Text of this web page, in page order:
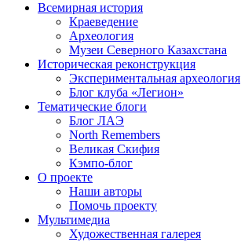
Всемирная история
Краеведение
Археология
Музеи Северного Казахстана
Историческая реконструкция
Экспериментальная археология
Блог клуба «Легион»
Тематические блоги
Блог ЛАЭ
North Remembers
Великая Скифия
Кэмпо-блог
О проекте
Наши авторы
Помочь проекту
Мультимедиа
Художественная галерея